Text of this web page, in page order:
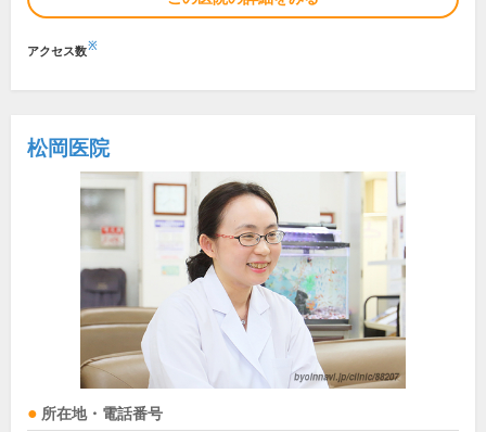
アクセス数※
松岡医院
所在地・電話番号